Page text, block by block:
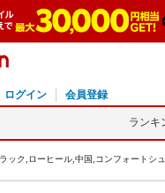
ログイン 会員登録
ック,ローヒール,中国,コンフォートシ